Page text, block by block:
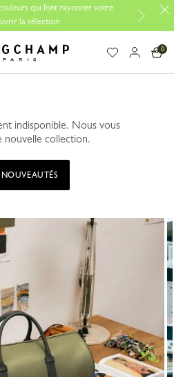
qui font rayonner votre
la sélection
- Accueil
0
indisponible. Nous vous
nouvelle collection.